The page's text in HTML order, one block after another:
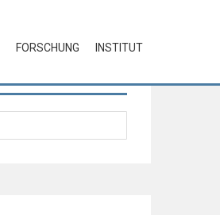
FORSCHUNG INSTITUT